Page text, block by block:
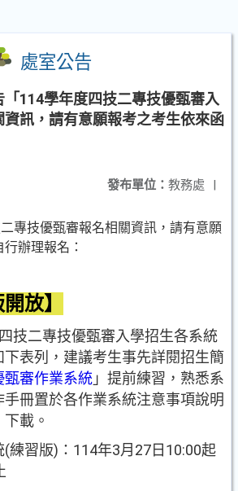
處室公告
「114學年度四技二專技優甄審入
訊，請有意願報考之考生依來函
發布單位： 教務處 |
專技優甄審報名相關資訊，請有意願
辦理報名：
開放】
技二專技優甄審入學招生各系統
下表列，建議考生事先詳閱招生簡
甄審作業系統 」提前練習，熟悉系
冊置於各作業系統注意事項說明
下載。
練習版)：114年3月27日10:00起